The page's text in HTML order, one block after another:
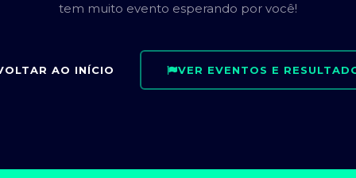
tem muito evento esperando por você!
AO INÍCIO VER EVENTOS E